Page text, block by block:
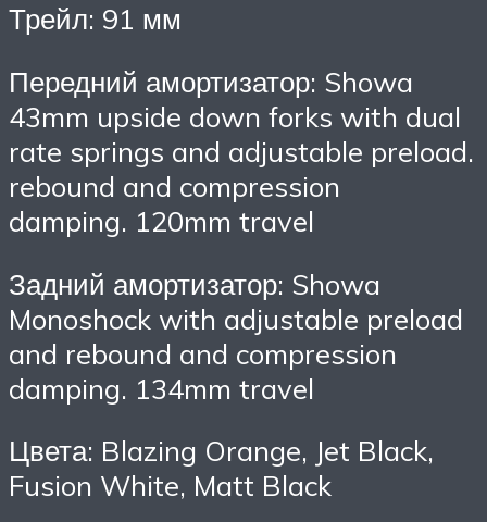
Трейл: 91 мм
Передний амортизатор: Showa
43mm upside down forks with dual
rate springs and adjustable preload.
rebound and compression
damping. 120mm travel
Задний амортизатор: Showa
Monoshock with adjustable preload
and rebound and compression
damping. 134mm travel
Цвета: Blazing Orange, Jet Black,
Fusion White, Matt Black